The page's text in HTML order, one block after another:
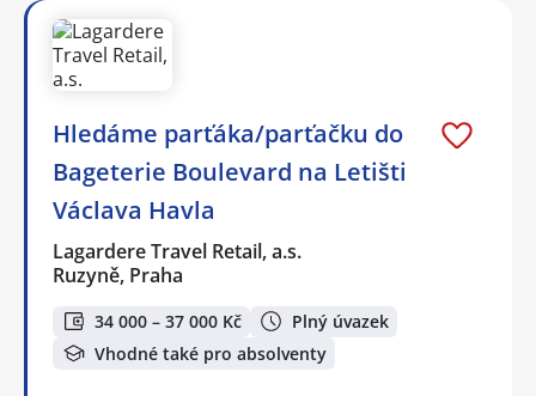
Hledáme parťáka/parťačku do
Bageterie Boulevard na Letišti
Václava Havla
Lagardere Travel Retail, a.s.
Ruzyně, Praha
34 000 – 37 000 Kč
Plný úvazek
Vhodné také pro absolventy